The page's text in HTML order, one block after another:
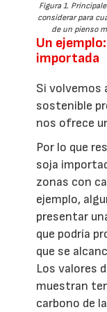
Figura 1.
considerar para
de un pienso
Un
importada
Si volvemos
sostenible
nos ofrece
Por lo que
soja
zonas con
ejemplo,
presentar
que podría
que se
Los valores
muestran
carbono de